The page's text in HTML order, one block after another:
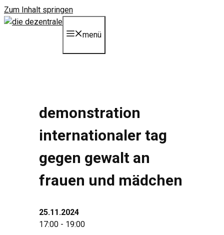
Zum Inhalt springen
menü
demonstration
internationaler tag
gegen gewalt an
frauen und mädchen
25.11.2024
17:00 - 19:00